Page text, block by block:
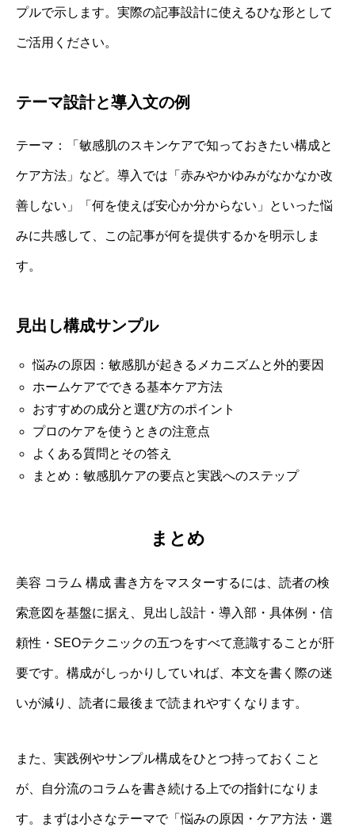
プルで示します。実際の記事設計に使えるひな形として
ご活用ください。
テーマ設計と導入文の例
テーマ：「敏感肌のスキンケアで知っておきたい構成と
ケア方法」など。導入では「赤みやかゆみがなかなか改
善しない」「何を使えば安心か分からない」といった悩
みに共感して、この記事が何を提供するかを明示しま
す。
見出し構成サンプル
悩みの原因：敏感肌が起きるメカニズムと外的要因
ホームケアでできる基本ケア方法
おすすめの成分と選び方のポイント
プロのケアを使うときの注意点
よくある質問とその答え
まとめ：敏感肌ケアの要点と実践へのステップ
まとめ
美容 コラム 構成 書き方をマスターするには、読者の検
索意図を基盤に据え、見出し設計・導入部・具体例・信
頼性・SEOテクニックの五つをすべて意識することが肝
要です。構成がしっかりしていれば、本文を書く際の迷
いが減り、読者に最後まで読まれやすくなります。
また、実践例やサンプル構成をひとつ持っておくこと
が、自分流のコラムを書き続ける上での指針になりま
す。まずは小さなテーマで「悩みの原因・ケア方法・選